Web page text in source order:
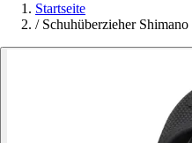
Startseite
/ Schuhüberzieher